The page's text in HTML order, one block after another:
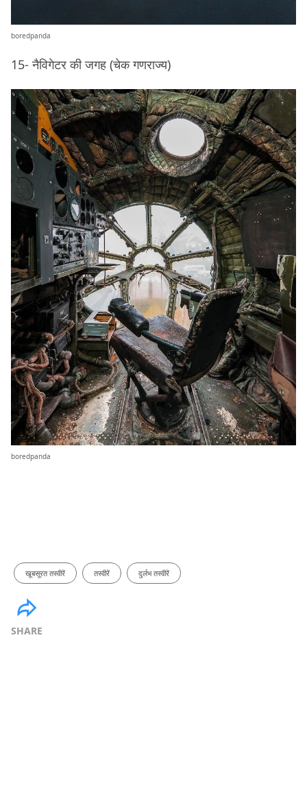
boredpanda
15- नैविगेटर की जगह (चेक गणराज्य)
boredpanda
खूबसूरत तस्वीरें तस्वीरें दुर्लभ तस्वीरें
SHARE